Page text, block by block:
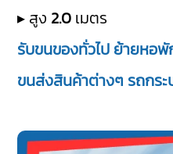
▸ สูง 2.0 เมตร
รับขนของทั่วไป ย้ายหอพั
ขนส่งสินค้าต่างๆ รถกระ